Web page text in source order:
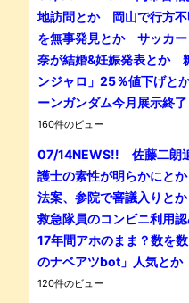
地訪問とか 岡山で行方不
を無事発見とか サッカー
奈が結婚&妊娠発表とか
ンジャロ」25％値下げと
ーンガンダム今月展示終
160件のビュー
07/14NEWS!! 佐藤二朗
護士の素性が明らかにと
法案、参院で審議入りと
救急隊員のコンビニ利用
17年間アホのまま？数を
のナベアツbot」人気とか
120件のビュー